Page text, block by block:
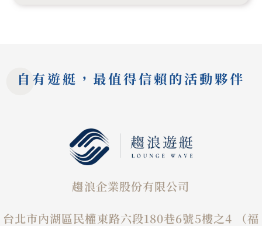
自有遊艇，最值得信賴的活動夥伴
趨浪企業股份有限公司
台北市內湖區民權東路六段180巷6號5樓之4 （福